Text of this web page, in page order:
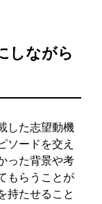
しながら
した志望動機
ソードを交え
った背景や考
もらうことが
持たせること